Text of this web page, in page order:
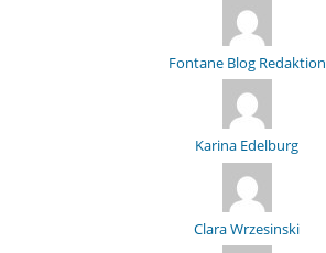
Fontane Blog Redaktion
Karina Edelburg
Clara Wrzesinski